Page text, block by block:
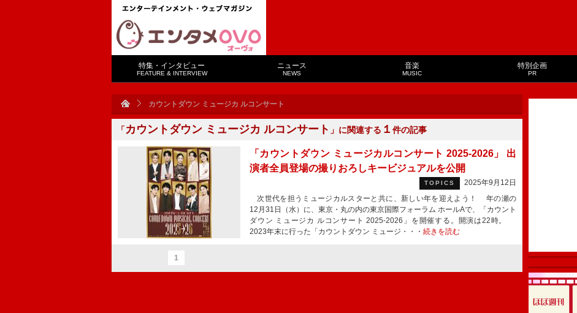
特集・インタビュー
FEATURE & INTERVIEW
ニュース
NEWS
音楽
MUSIC
特別企画
PR
カウントダウン ミュージカ ルコンサート
「カウントダウン ミュージカ ルコンサート 」に関連する １ 件の記事
「カウントダウン ミュージカルコンサート 2025-2026」 出
演者全員登場の撮りおろしキービジュアルを公開
TOPICS
2025年9月12日
次世代を担うミュージカルスターと共に、新しい年を迎えよう！ 年の瀬の
12月31日（水）に、東京・丸の内の東京国際フォーラム ホールAで、「カウント
ダウン ミュージカ ルコンサート 2025-2026」を開催する。開演は22時。
2023年末に行った「カウントダウン ミュージ・・・ 続きを読む
1